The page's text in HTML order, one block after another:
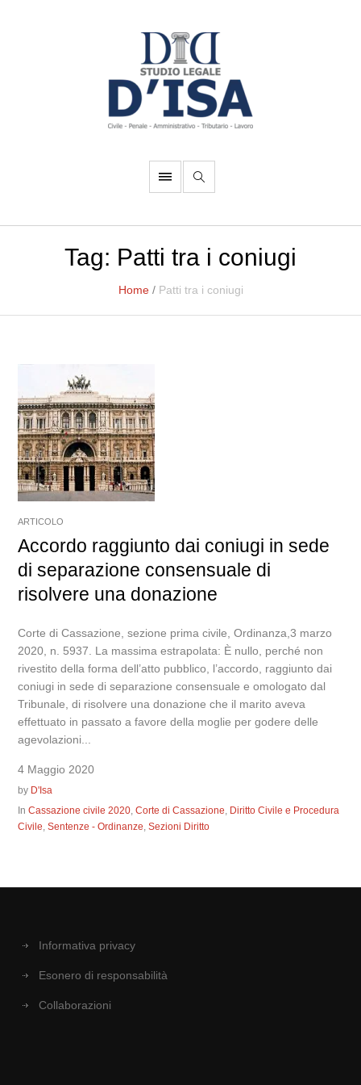
Tag: Patti tra i coniugi
Home / Patti tra i coniugi
ARTICOLO
Accordo raggiunto dai coniugi in sede
di separazione consensuale di
risolvere una donazione
Corte di Cassazione, sezione prima civile, Ordinanza,3 marzo
2020, n. 5937. La massima estrapolata: È nullo, perché non
rivestito della forma dell’atto pubblico, l’accordo, raggiunto dai
coniugi in sede di separazione consensuale e omologato dal
Tribunale, di risolvere una donazione che il marito aveva
effettuato in passato a favore della moglie per godere delle
agevolazioni...
4 Maggio 2020
by D'Isa
InCassazione civile 2020,Corte di Cassazione, Diritto Civile e Procedura
Civile,Sentenze - Ordinanze,Sezioni Diritto
Informativa privacy
Esonero di responsabilità
Collaborazioni